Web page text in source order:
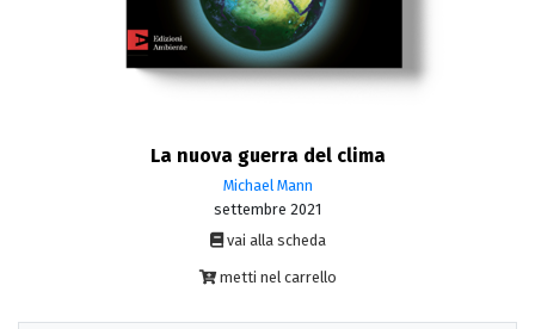
La nuova guerra del clima
Michael Mann
settembre 2021
vai alla scheda
metti nel carrello